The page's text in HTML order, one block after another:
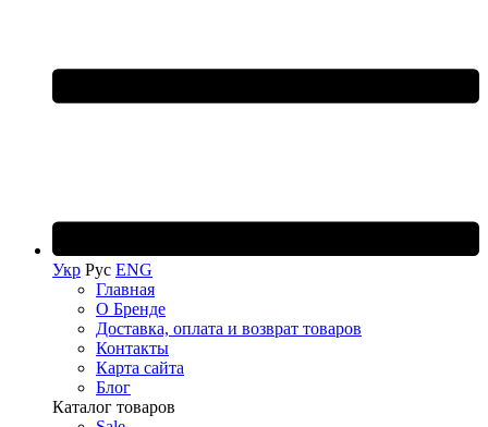
Укр Рус ENG
Главная
О Бренде
Доставка, оплата и возврат товаров
Контакты
Карта сайта
Блог
Каталог товаров